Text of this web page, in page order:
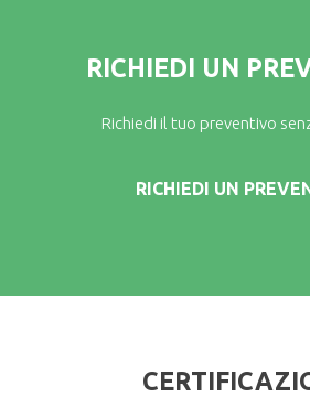
RICHIEDI UN
Richiedi il tuo preventivo
RICHIEDI UN